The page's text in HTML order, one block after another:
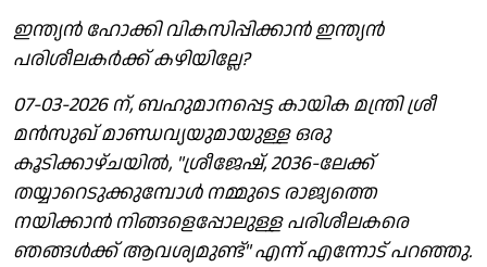
ഇന്ത്യൻ ഹോക്കി വികസിപ്പിക്കാൻ ഇന്ത്യൻ
പരിശീലകർക്ക് കഴിയില്ലേ?
07-03-2026 ന്, ബഹുമാനപ്പെട്ട കായിക മന്ത്രി ശ്രീ
മൻസുഖ് മാണ്ഡവ്യയുമായുള്ള ഒരു
കൂടിക്കാഴ്ചയിൽ, "ശ്രീജേഷ്, 2036-ലേക്ക്
തയ്യാറെടുക്കുമ്പോൾ നമ്മുടെ രാജ്യത്തെ
നയിക്കാൻ നിങ്ങളെപ്പോലുള്ള പരിശീലകരെ
ഞങ്ങൾക്ക് ആവശ്യമുണ്ട്" എന്ന് എന്നോട് പറഞ്ഞു.